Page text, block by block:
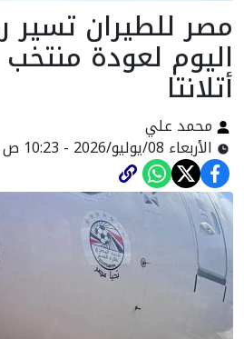
مصر للطيران تسير
اليوم لعودة منتخب
أتلانتا
محمد علي
الأربعاء 08/يوليو/2026 - 10:23 ص